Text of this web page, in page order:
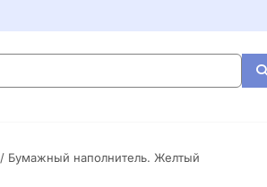
/ Бумажный наполнитель. Желтый